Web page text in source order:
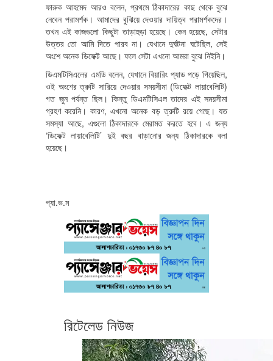
ফারুক আহমেদ আরও বলেন, প্রথমে ঠিকাদারের কাছ থেকে বুঝে
নেবেন পরামর্শক। আমাদের বুঝিয়ে দেওয়ার দায়িত্ব পরামর্শকদের।
তখন এই কাজগুলো কিছুটা তাড়াহুড়া হয়েছে। কেন হয়েছে, সেটার
উত্তর তো আমি দিতে পারব না। যেখানে দুর্ঘটনা ঘটেছিল, সেই
অংশে অনেক ডিফেক্ট আছে। ফলে সেটা এখনো আমরা বুঝে নিইনি।
ডিএমটিসিএলের এমডি বলেন, যেখানে বিয়ারিং প্যাড পড়ে গিয়েছিল,
ওই অংশের ত্রুটি সারিয়ে দেওয়ার সময়সীমা (ডিফেক্ট লায়াবেলিটি)
গত জুন পর্যন্ত ছিল। কিন্তু ডিএমটিসিএল তাদের এই সময়সীমা
গ্রহণ করেনি। কারণ, এখনো অনেক বড় ত্রুটি রয়ে গেছে। যত
সমস্যা আছে, এগুলো ঠিকাদারকে মেরামত করতে হবে। এ জন্য
‘ডিফেক্ট লায়াবেলিটি’ দুই বছর বাড়ানোর জন্য ঠিকাদারকে বলা
হয়েছে।
প্যা.ভ.ম
রিটেলেড নিউজ